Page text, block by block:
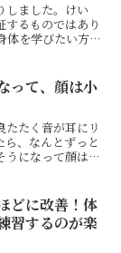
しました。けい
るものではあり
体を学びたい方
って、顔は小
たく音が耳にリ
、なんとずっと
うになって顔はな
どに改善！体
習するのが楽